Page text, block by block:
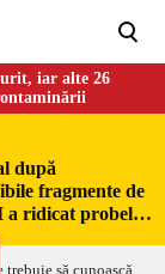
iar alte 26
după
fragmente de
a ridicat probele